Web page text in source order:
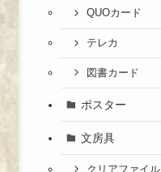
QUOカード
テレカ
図書カード
ポスター
文房具
クリアファイル